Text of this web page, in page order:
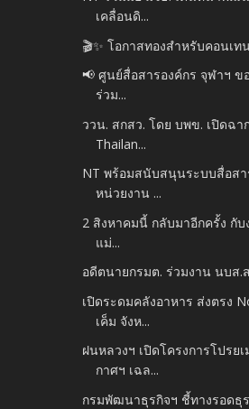
เคลื่อนดิ...
🎬✨ โอกาสทองสำหรับคอนเท
📢 ศูนย์สื่อสารองค์กร จุฬาฯ
ร่วม...
ววน. สกสว. โดย บพข. เปิดฉา
Thailan...
NT พร้อมสนับสนุนระบบสื่อสา
หน่วยงาน ...
2 สิงหาคมนี้ กลับมาอีกครั้ง กั
แม่...
อดีตนายกรมต. ร่วมงาน นบส.
เปิดระดมคลังอาหาร ส่งตรง
เค็ม จังห...
ฝนหลวงฯ เปิดโครงการโปรย
กาศฯ เฉล...
กรมพัฒนาธุรกิจฯ ชี้ทางรอดธุ